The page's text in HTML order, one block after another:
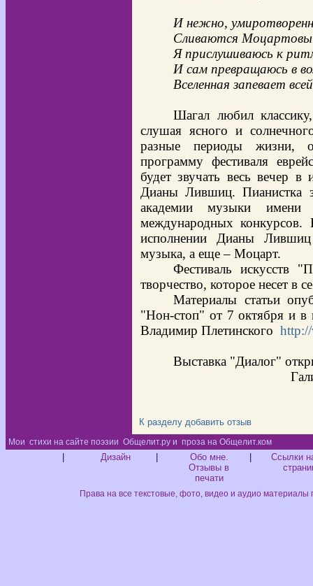
И нежно,
Сливаются Моцартовы
Я прислушиваюсь к
И сам превращаюсь в
Вселенная запевает
Шагал любил
слушая ясного и
разные периоды жизни,
программу фестиваля
будет звучать весь вечер в
Дианы Лившиц. Пианистка
академии музыки
международных
исполнении Дианы Лившиц
музыка, а еще – Моцарт.
Фестиваль искусств
творчество, которое несет в
Материалы статьи
"Нон-стоп" от 7 октября и
Владимир Плетинского
Выставка "Диалог"
К разделу добавить отзыв
Мои стихи на сайте поэзии Общелит.ру и проза на Общелит.ком
Дизайн
Обо мне.
Отзывы в
печати
Ссылки
Права на все текстовые, фото, видео и аудио